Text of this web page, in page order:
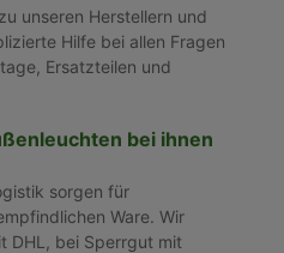
unseren Herstellern und
Hilfe bei allen Fragen
Ersatzteilen und
bei ihnen
sorgen für
Ware. Wir
DHL, bei Sperrgut mit